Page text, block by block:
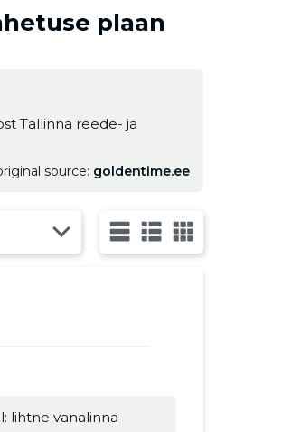
plaan
Tallinna reede- ja
source goldentime.ee
lihtne vanalinna